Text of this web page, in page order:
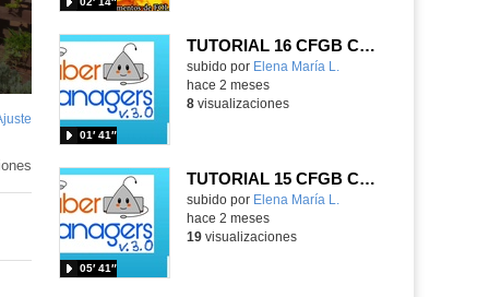
pantalla
TUTORIAL 16 CFGB CUADRO DE PROTECCIÓN ARMADO
Contenido educativo.
subido por Elena María L.
01′ 41″
hace 2 meses
8visualizaciones
TUTORIAL 15 CFGB CONMUTADA DE 3 PUNTOS
Contenido educativo.
subido por Elena María L.
05′ 41″
hace 2 meses
19visualizaciones